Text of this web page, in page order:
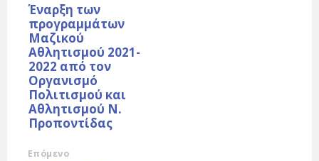
Έναρξη των
προγραμμάτων
Μαζικού
Αθλητισμού 2021-
2022 από τον
Οργανισμό
Πολιτισμού και
Αθλητισμού Ν.
Προποντίδας
Επόμενο